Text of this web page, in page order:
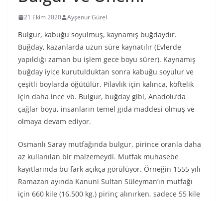
21 Ekim 2020 Ayşenur Gürel
Bulgur, kabuğu soyulmuş, kaynamış buğdaydır.
Buğday, kazanlarda uzun süre kaynatılır (Evlerde
yapıldığı zaman bu işlem gece boyu sürer). Kaynamış
buğday iyice kurutulduktan sonra kabuğu soyulur ve
çeşitli boylarda öğütülür. Pilavlık için kalınca, köftelik
için daha ince vb. Bulgur, buğday gibi, Anadolu’da
çağlar boyu, insanların temel gıda maddesi olmuş ve
olmaya devam ediyor.
Osmanlı Saray mutfağında bulgur, pirince oranla daha
az kullanılan bir malzemeydi. Mutfak muhasebe
kayıtlarında bu fark açıkça görülüyor. Örneğin 1555 yılı
Ramazan ayında Kanuni Sultan Süleyman’ın mutfağı
için 660 kile (16.500 kg.) pirinç alınırken, sadece 55 kile